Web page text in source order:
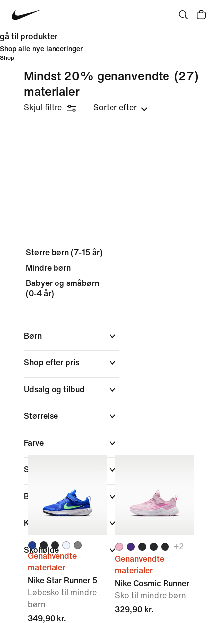
gå til produkter
Shop alle nye lanceringer
Shop
Mindst 20% genanvendte
materialer
(27)
Skjul filtre Sorter efter
Større børn (7-15 år)
Mindre børn
Babyer og småbørn
(0-4 år)
Børn
Shop efter pris
Udsalg og tilbud
Størrelse
Farve
Sports
Brand
Kollektioner
Skohøjde
Genanvendte
materialer
Nike Star Runner 5
Løbesko til mindre
børn
349,90 kr.
+2
Genanvendte
materialer
Nike Cosmic Runner
Sko til mindre børn
329,90 kr.